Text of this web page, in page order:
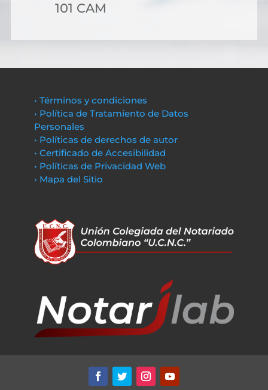
101 CAM
• Términos y condiciones
• Política de Tratamiento de Datos
Personales
• Políticas de derechos de autor
• Certificado de Accesibilidad
• Políticas de Privacidad Web
• Mapa del Sitio